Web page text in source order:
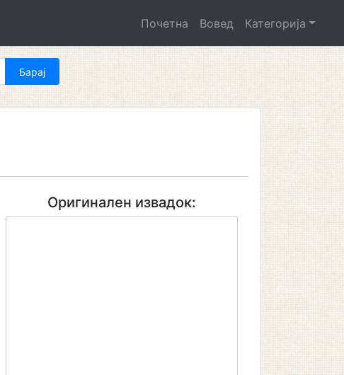
Почетна Вовед Категорија
Оригинален извадок: